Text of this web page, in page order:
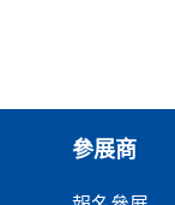
參展商